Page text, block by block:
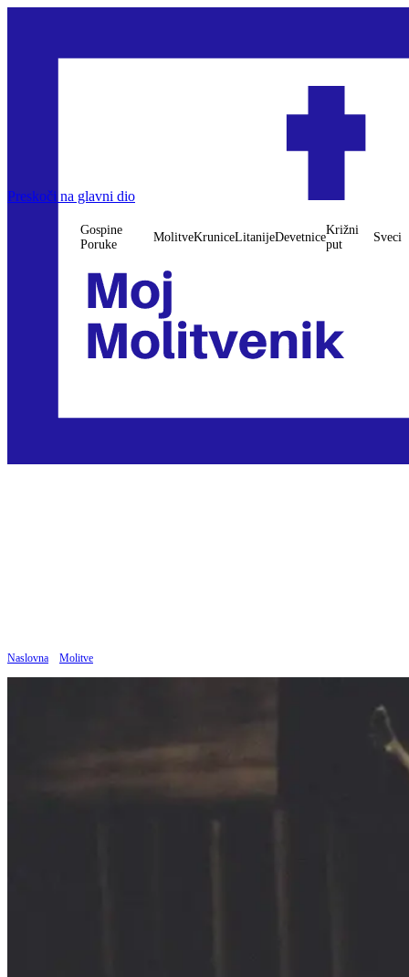
Preskoči na glavni dio
Gospine
Poruke
MolitveKruniceLitanijeDevetnice
Križni
put
Sveci
Naslovna
Molitve